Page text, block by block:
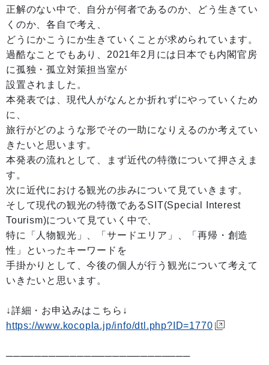
正解のない中で、自分が何者であるのか、どう生きてい
くのか、各自で考え、
どうにかこうにか生きていくことが求められています。
過酷なことでもあり、2021年2月には日本でも内閣官房
に孤独・孤立対策担当室が
設置されました。
本発表では、現代人がなんとか折れずにやっていくため
に、
旅行がどのような形でその一助になりえるのか考えてい
きたいと思います。
本発表の流れとして、まず近代の特徴について押さえま
す。
次に近代における観光の歩みについて見ていきます。
そして現代の観光の特徴であるSIT(Special Interest
Tourism)について見ていく中で、
特に「人物観光」、「サードエリア」、「再帰・創造
性」といったキーワードを
手掛かりとして、今後の個人が行う観光について考えて
いきたいと思います。
↓詳細・お申込みはこちら↓
https://www.kocopla.jp/info/dtl.php?ID=1770
──────────────────────────